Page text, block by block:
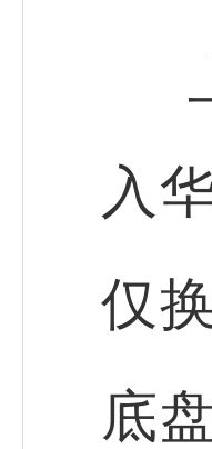
入
仅
底